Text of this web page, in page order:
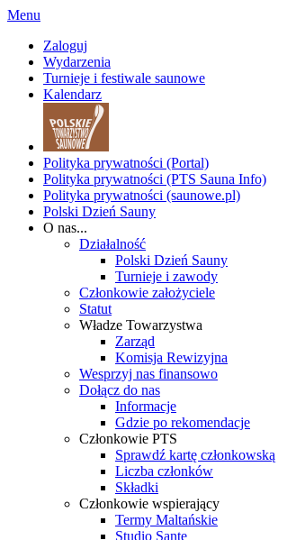
Menu
Zaloguj
Wydarzenia
Turnieje i festiwale saunowe
Kalendarz
Polityka prywatności (Portal)
Polityka prywatności (PTS Sauna Info)
Polityka prywatności (saunowe.pl)
Polski Dzień Sauny
O nas...
Działalność
Polski Dzień Sauny
Turnieje i zawody
Członkowie założyciele
Statut
Władze Towarzystwa
Zarząd
Komisja Rewizyjna
Wesprzyj nas finansowo
Dołącz do nas
Informacje
Gdzie po rekomendacje
Członkowie PTS
Sprawdź kartę członkowską
Liczba członków
Składki
Członkowie wspierający
Termy Maltańskie
Studio Sante